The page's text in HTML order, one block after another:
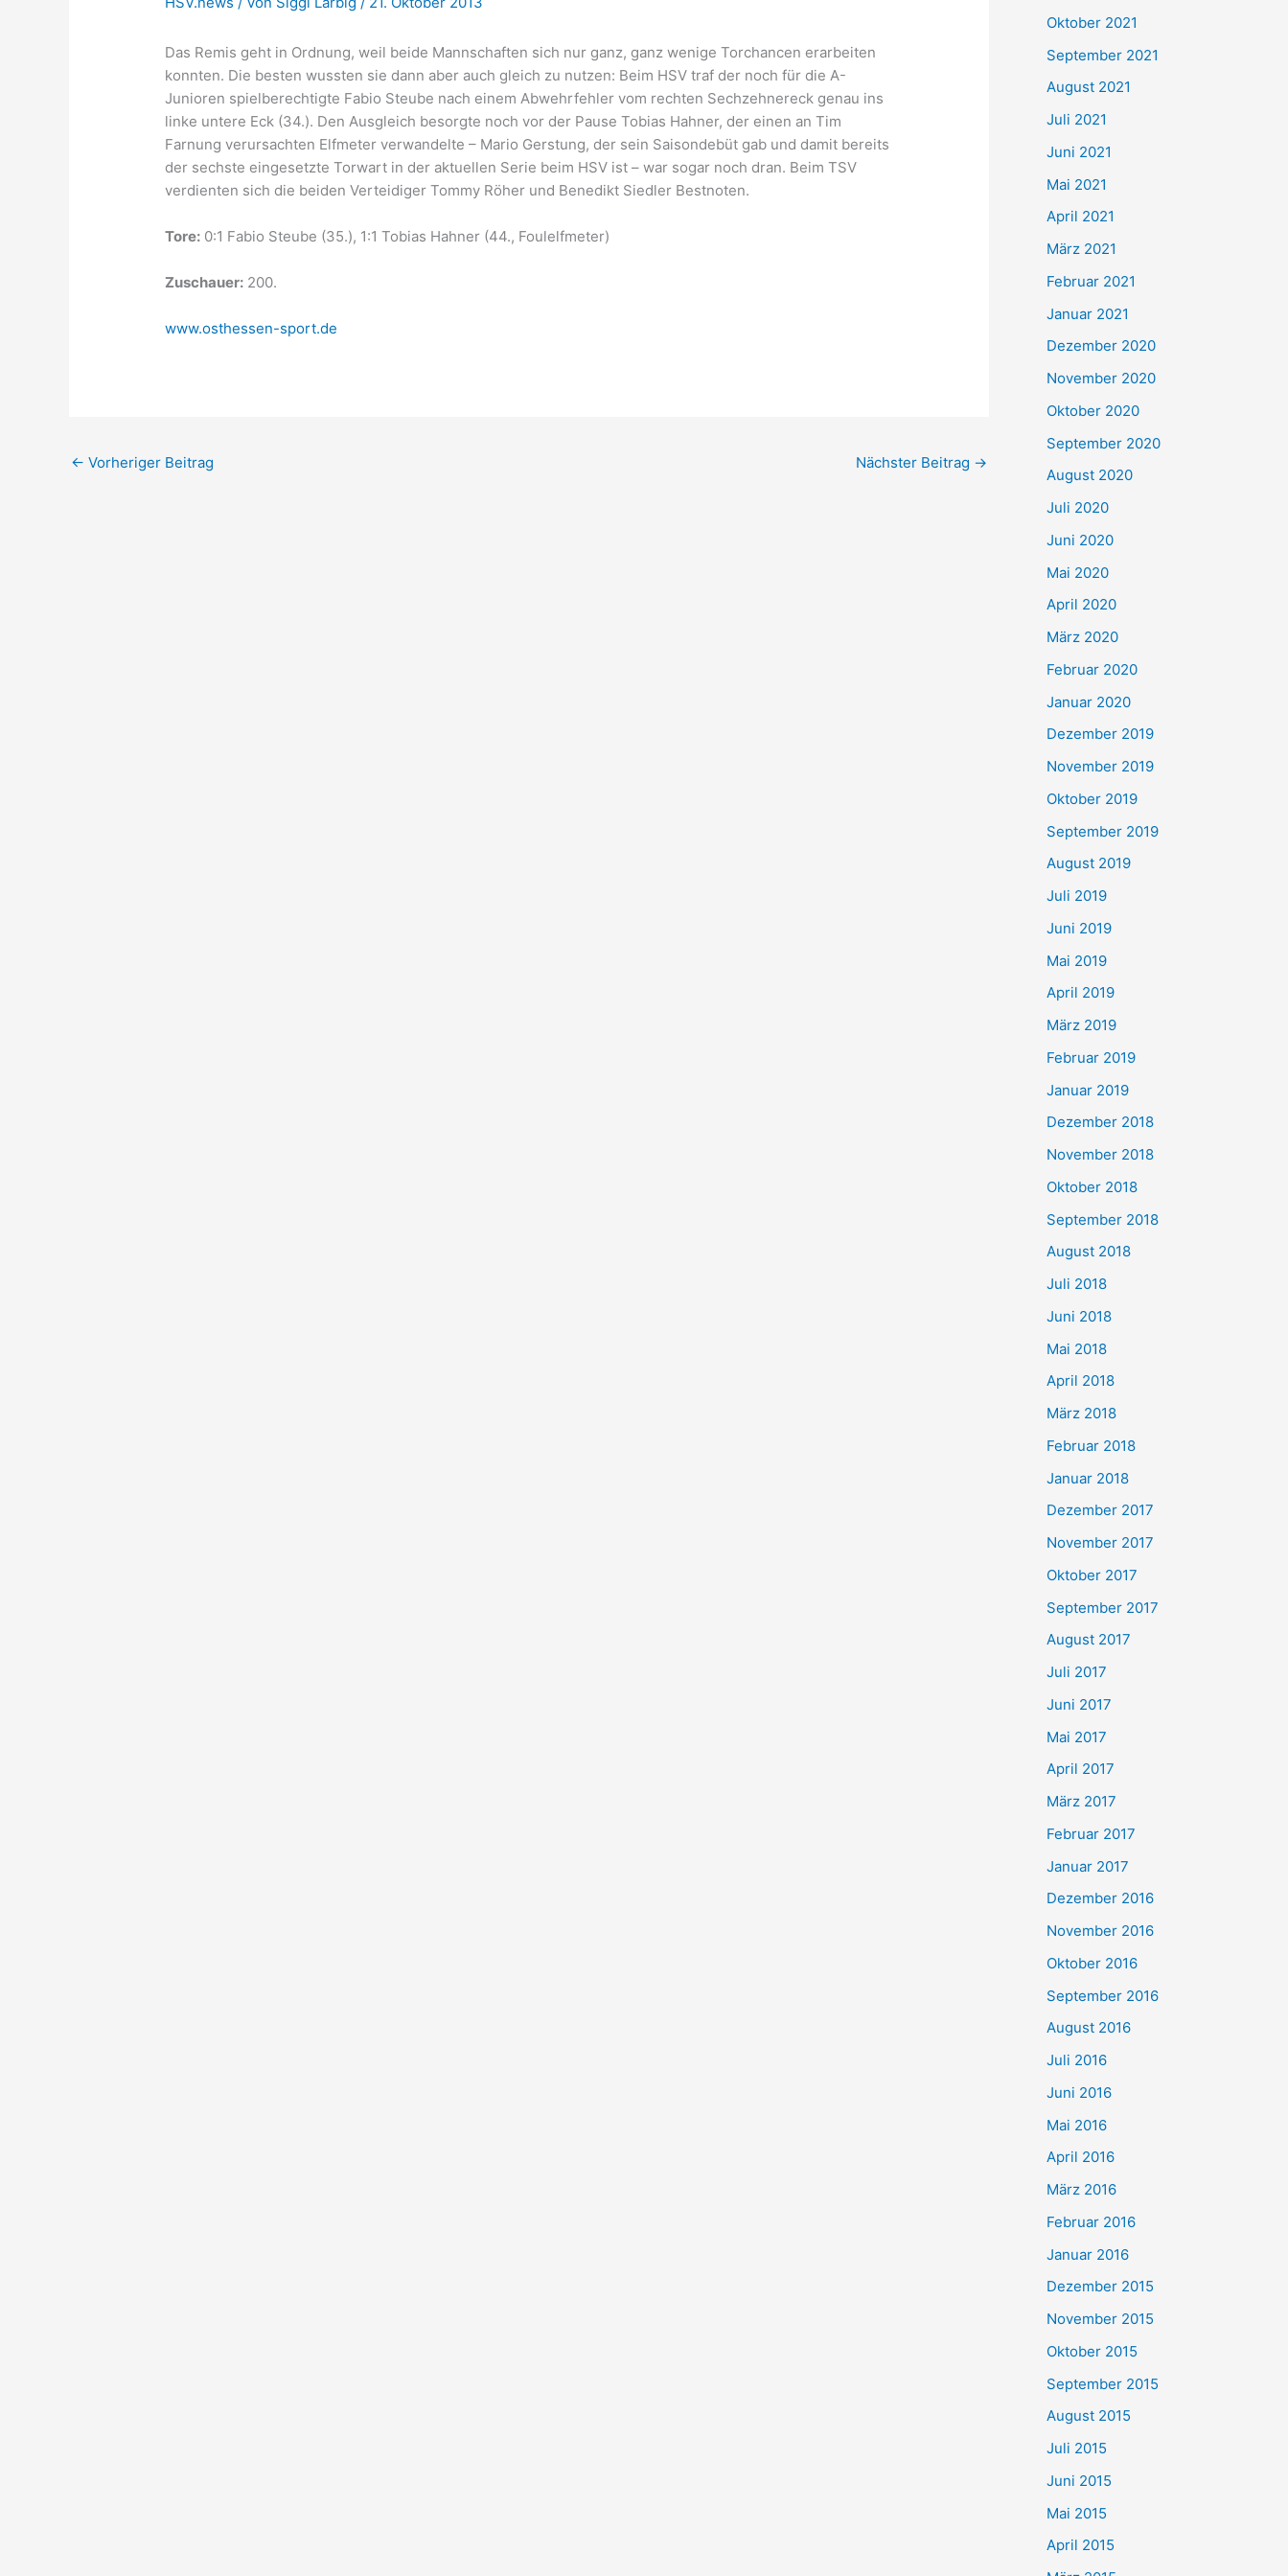
Das Remis geht in Ordnung, weil beide Mannschaften sich nur ganz, ganz wenige Torchancen erarbeiten
konnten. Die besten wussten sie dann aber auch gleich zu nutzen: Beim HSV traf der noch für die A-
Junioren spielberechtigte Fabio Steube nach einem Abwehrfehler vom rechten Sechzehnereck genau ins
linke untere Eck (34.). Den Ausgleich besorgte noch vor der Pause Tobias Hahner, der einen an Tim
Farnung verursachten Elfmeter verwandelte – Mario Gerstung, der sein Saisondebüt gab und damit bereits
der sechste eingesetzte Torwart in der aktuellen Serie beim HSV ist – war sogar noch dran. Beim TSV
verdienten sich die beiden Verteidiger Tommy Röher und Benedikt Siedler Bestnoten.
Tore: 0:1 Fabio Steube (35.), 1:1 Tobias Hahner (44., Foulelfmeter)
Zuschauer: 200.
www.osthessen-sport.de
← Vorheriger Beitrag Nächster Beitrag →
e
n
h
:
Oktober 2021
September 2021
August 2021
Juli 2021
Juni 2021
Mai 2021
April 2021
März 2021
Februar 2021
Januar 2021
Dezember 2020
November 2020
Oktober 2020
September 2020
August 2020
Juli 2020
Juni 2020
Mai 2020
April 2020
März 2020
Februar 2020
Januar 2020
Dezember 2019
November 2019
Oktober 2019
September 2019
August 2019
Juli 2019
Juni 2019
Mai 2019
April 2019
März 2019
Februar 2019
Januar 2019
Dezember 2018
November 2018
Oktober 2018
September 2018
August 2018
Juli 2018
Juni 2018
Mai 2018
April 2018
März 2018
Februar 2018
Januar 2018
Dezember 2017
November 2017
Oktober 2017
September 2017
August 2017
Juli 2017
Juni 2017
Mai 2017
April 2017
März 2017
Februar 2017
Januar 2017
Dezember 2016
November 2016
Oktober 2016
September 2016
August 2016
Juli 2016
Juni 2016
Mai 2016
April 2016
März 2016
Februar 2016
Januar 2016
Dezember 2015
November 2015
Oktober 2015
September 2015
August 2015
Juli 2015
Juni 2015
Mai 2015
April 2015